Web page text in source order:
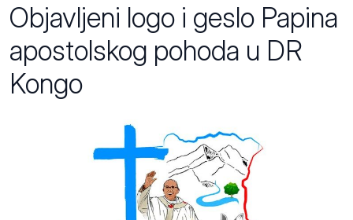
Objavljeni logo i geslo Papina
apostolskog pohoda u DR
Kongo